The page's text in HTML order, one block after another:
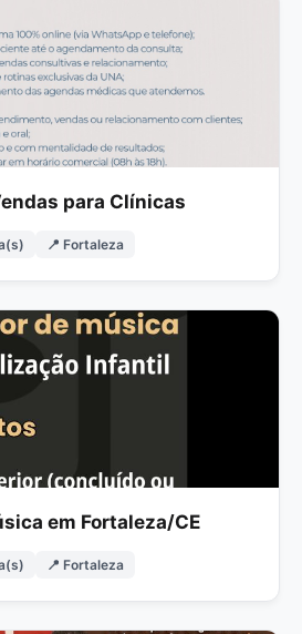
para Clínicas
📍 Fortaleza
em Fortaleza/CE
📍 Fortaleza